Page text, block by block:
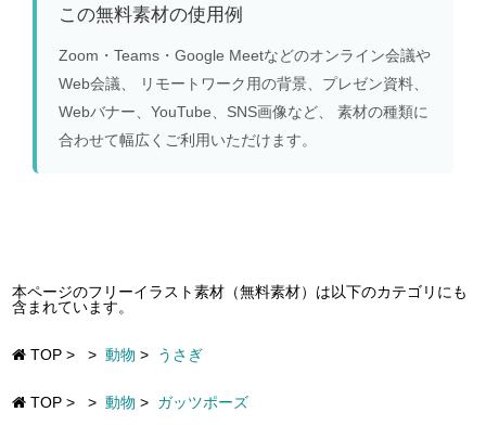
この無料素材の使用例
Zoom・Teams・Google Meetなどのオンライン会議や
Web会議、 リモートワーク用の背景、プレゼン資料、
Webバナー、YouTube、SNS画像など、 素材の種類に
合わせて幅広くご利用いただけます。
本ページのフリーイラスト素材（無料素材）は以下のカテゴリにも
含まれています。
TOP > > 動物 > うさぎ
TOP > > 動物 > ガッツポーズ